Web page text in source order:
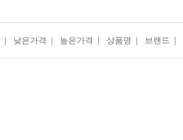
낮은가격 높은가격 상품명 브랜드